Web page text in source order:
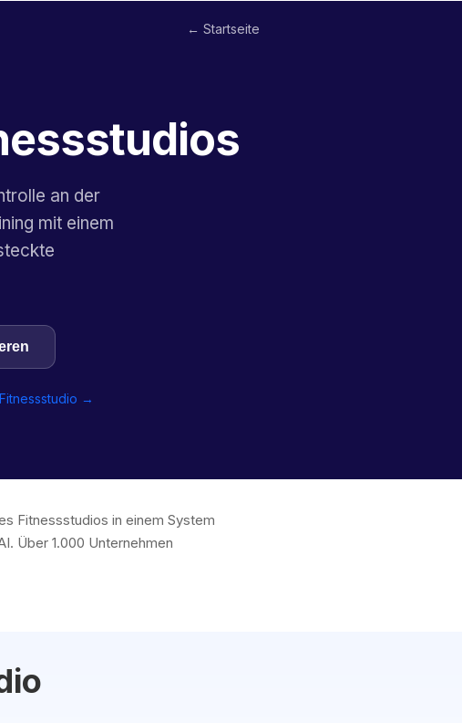
← Startseite
an der
mit einem
→
Fitnessstudios in einem System
Über 1.000 Unternehmen